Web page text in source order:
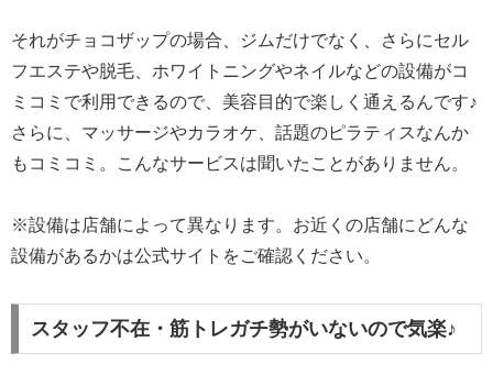
それがチョコザップの場合、ジムだけでなく、さらにセル
フエステや脱毛、ホワイトニングやネイルなどの設備がコ
ミコミで利用できるので、美容目的で楽しく通えるんです♪
さらに、マッサージやカラオケ、話題のピラティスなんか
もコミコミ。こんなサービスは聞いたことがありません。
※設備は店舗によって異なります。お近くの店舗にどんな
設備があるかは公式サイトをご確認ください。
スタッフ不在・筋トレガチ勢がいないので気楽♪